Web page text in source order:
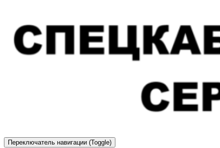
содержимому
Переключатель навигации (Toggle)